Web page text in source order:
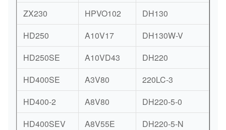
ZX230
HPVO102 DH130
HD250
A10V17 DH130W-V
HD250SE
A10VD43 DH220
HD400SE
A3V80 220LC-3
HD400-2
A8V80 DH220-5-0
HD400SEV
A8V55E DH220-5-N